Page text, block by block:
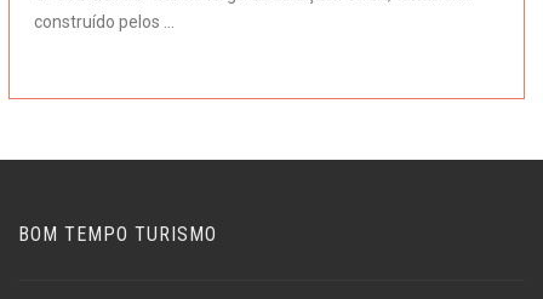
construído pelos ...
BOM TEMPO TURISMO